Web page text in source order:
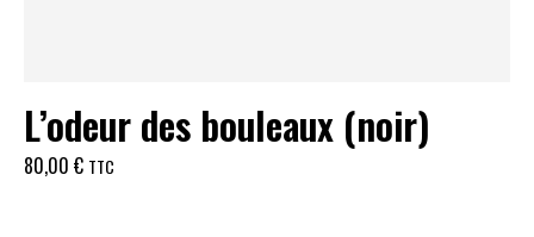
L’odeur des bouleaux (noir)
80,00 € TTC